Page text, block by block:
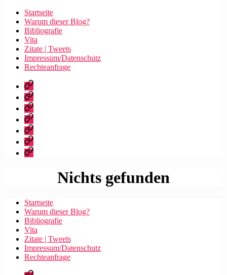
Startseite
Warum dieser Blog?
Bibliografie
Vita
Zitate | Tweets
Impressum/Datenschutz
Rechteanfrage
Startseite
Warum
dieser
Blog?
Bibliografie
Vita
Zitate
|
Tweets
Impressum/Datenschutz
Rechteanfrage
Nichts gefunden
Startseite
Warum dieser Blog?
Bibliografie
Vita
Zitate | Tweets
Impressum/Datenschutz
Rechteanfrage